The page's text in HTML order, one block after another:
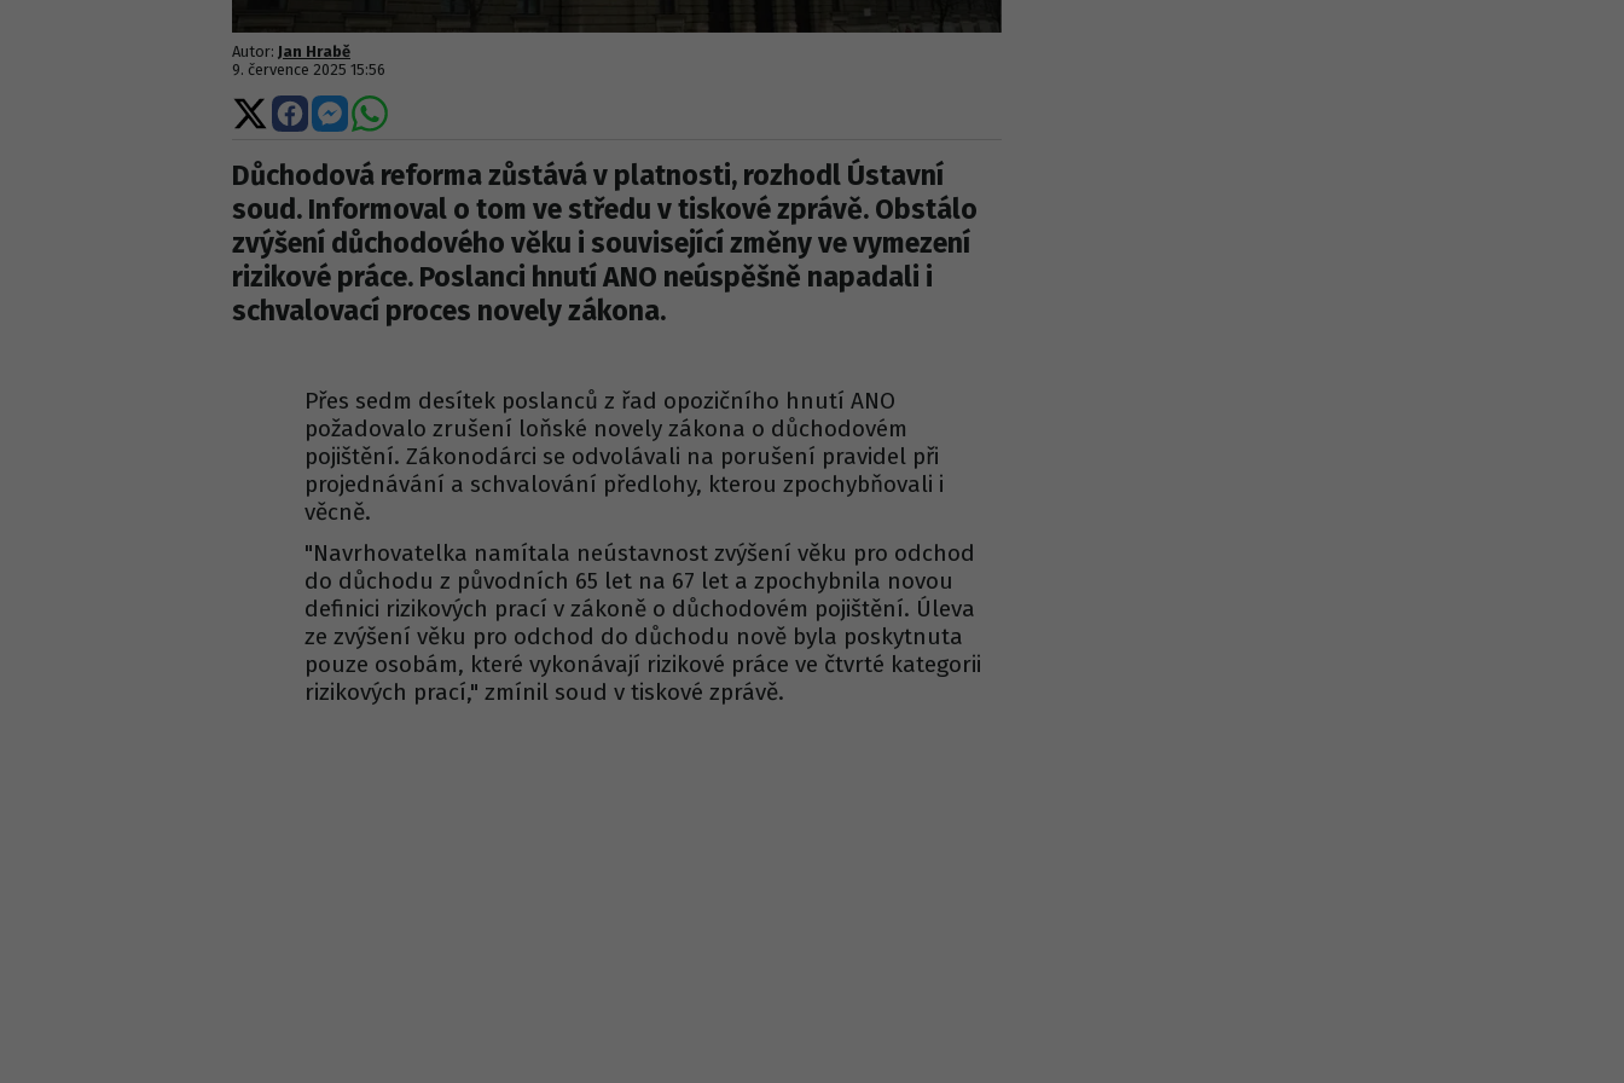
Autor: Jan Hrabě
9. července 2025 15:56
Sdílet
na
Sdílet
na
Sdílet
na
Sdílet
Důchodová reforma zůstává v platnosti, rozhodl Ústavní
soud. Informoval o tom ve středu v tiskové zprávě. Obstálo
zvýšení důchodového věku i související změny ve vymezení
rizikové práce. Poslanci hnutí ANO neúspěšně napadali i
schvalovací proces novely zákona.
Přes sedm desítek poslanců z řad opozičního hnutí ANO
požadovalo zrušení loňské novely zákona o důchodovém
pojištění. Zákonodárci se odvolávali na porušení pravidel při
projednávání a schvalování předlohy, kterou zpochybňovali i
věcně.
"Navrhovatelka namítala neústavnost zvýšení věku pro odchod
do důchodu z původních 65 let na 67 let a zpochybnila novou
definici rizikových prací v zákoně o důchodovém pojištění. Úleva
ze zvýšení věku pro odchod do důchodu nově byla poskytnuta
pouze osobám, které vykonávají rizikové práce ve čtvrté kategorii
rizikových prací," zmínil soud v tiskové zprávě.